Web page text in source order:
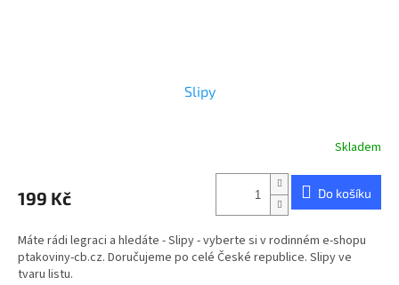
Slipy
Skladem
199 Kč Do košíku
Máte rádi legraci a hledáte - Slipy - vyberte si v rodinném e-shopu
ptakoviny-cb.cz. Doručujeme po celé České republice. Slipy ve
tvaru listu.